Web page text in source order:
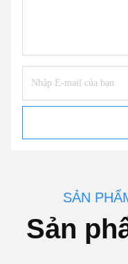
SẢN
Sản